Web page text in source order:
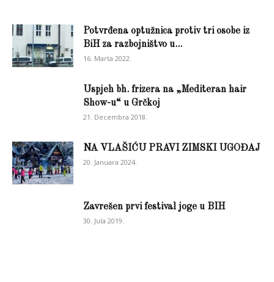
Potvrđena optužnica protiv tri osobe iz
BiH za razbojništvo u...
16. Marta 2022.
Uspjeh bh. frizera na „Mediteran hair
Show-u“ u Grčkoj
21. Decembra 2018.
NA VLAŠIĆU PRAVI ZIMSKI UGOĐAJ
20. Januara 2024.
Zavrešen prvi festival joge u BIH
30. Jula 2019.